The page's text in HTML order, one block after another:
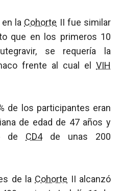
la Cohorte II fue similar
que en los primeros 10
se requería la
frente al cual el VIH
de los participantes eran
de edad de 47 años y
de CD4de unas 200
de la Cohorte II alcanzó